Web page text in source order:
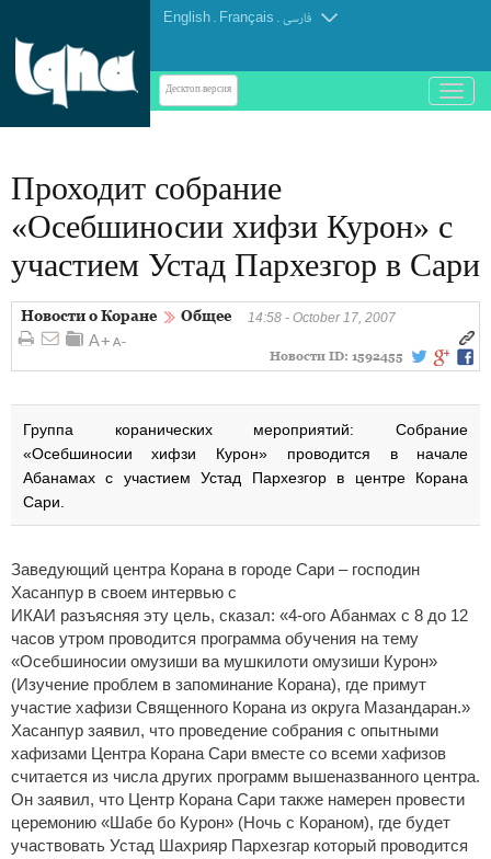
English . Français . فارسی
Десктоп-версия
باز
و
Проходит собрание
«Осебшиносии хифзи Курон» с
участием Устад Пархезгор в Сари
Новости о Коране Общее 14:58 - October 17, 2007
Новости ID: 1592455
Группа коранических мероприятий: Собрание
«Осебшиносии хифзи Курон» проводится в начале
Абанамах с участием Устад Пархезгор в центре Корана
Сари.
Заведующий центра Корана в городе Сари – господин
Хасанпур в своем интервью с
ИКАИ разъясняя эту цель, сказал: «4-ого Абанмах с 8 до 12
часов утром проводится программа обучения на тему
«Осебшиносии омузиши ва мушкилоти омузиши Курон»
(Изучение проблем в запоминание Корана), где примут
участие хафизи Священного Корана из округа Мазандаран.»
Хасанпур заявил, что проведение собрания с опытными
хафизами Центра Корана Сари вместе со всеми хафизов
считается из числа других программ вышеназванного центра.
Он заявил, что Центр Корана Сари также намерен провести
церемонию «Шабе бо Курон» (Ночь с Кораном), где будет
участвовать Устад Шахрияр Пархезгар который проводится